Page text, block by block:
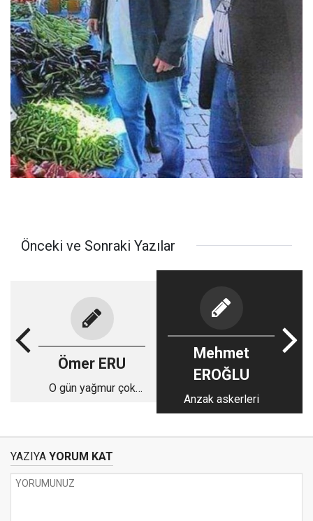
Önceki ve Sonraki Yazılar
Ömer ERU
O gün yağmur çok
Mehmet
EROĞLU
Anzak askerleri
YAZIYA YORUM KAT